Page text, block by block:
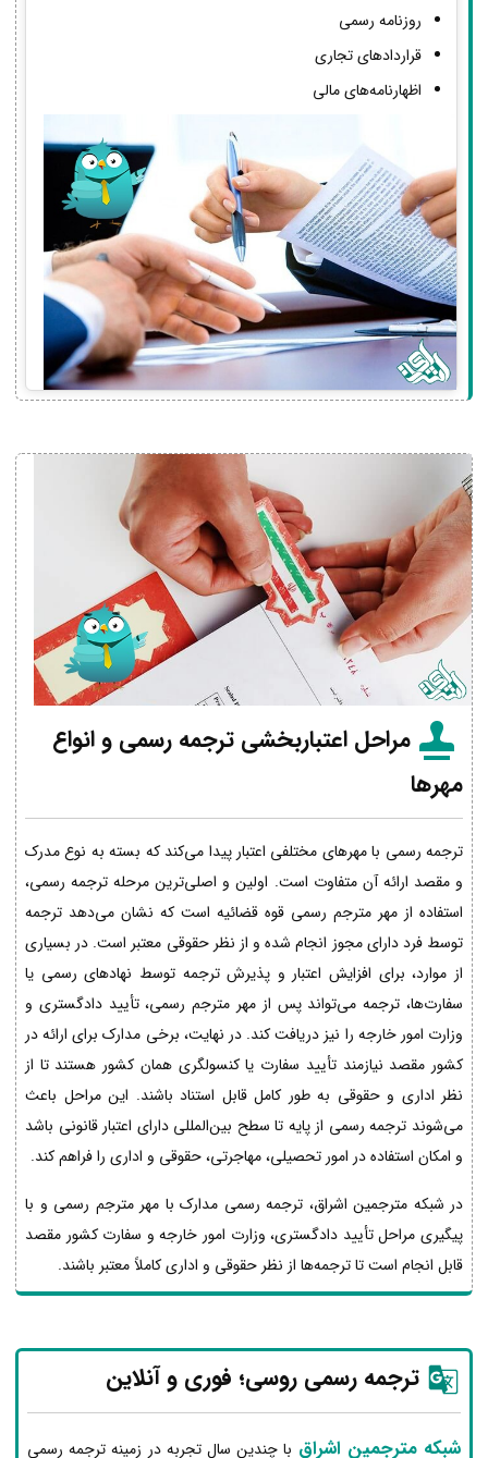
روزنامه رسمی
قراردادهای تجاری
اظهارنامه‌های مالی
مراحل اعتباربخشی ترجمه رسمی و انواع
مهرها
ترجمه رسمی با مهرهای مختلفی اعتبار پیدا می‌کند که بسته به نوع مدرک
و مقصد ارائه آن متفاوت است. اولین و اصلی‌ترین مرحله ترجمه رسمی،
استفاده از مهر مترجم رسمی قوه قضائیه است که نشان می‌دهد ترجمه
توسط فرد دارای مجوز انجام شده و از نظر حقوقی معتبر است. در بسیاری
از موارد، برای افزایش اعتبار و پذیرش ترجمه توسط نهادهای رسمی یا
سفارت‌ها، ترجمه می‌تواند پس از مهر مترجم رسمی، تأیید دادگستری و
وزارت امور خارجه را نیز دریافت کند. در نهایت، برخی مدارک برای ارائه در
کشور مقصد نیازمند تأیید سفارت یا کنسولگری همان کشور هستند تا از
نظر اداری و حقوقی به طور کامل قابل استناد باشند. این مراحل باعث
می‌شوند ترجمه رسمی از پایه تا سطح بین‌المللی دارای اعتبار قانونی باشد
و امکان استفاده در امور تحصیلی، مهاجرتی، حقوقی و اداری را فراهم کند.
در شبکه مترجمین اشراق، ترجمه رسمی مدارک با مهر مترجم رسمی و با
پیگیری مراحل تأیید دادگستری، وزارت امور خارجه و سفارت کشور مقصد
قابل انجام است تا ترجمه‌ها از نظر حقوقی و اداری کاملاً معتبر باشند.
ترجمه رسمی روسی؛ فوری و آنلاین
شبکه مترجمین اشراق با چندین سال تجربه در زمینه ترجمه رسمی